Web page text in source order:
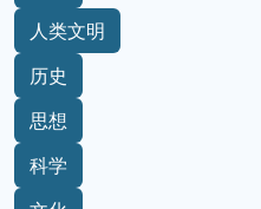
人类文明
历史
思想
科学